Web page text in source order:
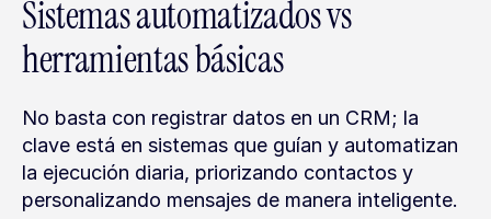
Sistemas automatizados vs
herramientas básicas
No basta con registrar datos en un CRM; la
clave está en sistemas que guían y automatizan
la ejecución diaria, priorizando contactos y
personalizando mensajes de manera inteligente.